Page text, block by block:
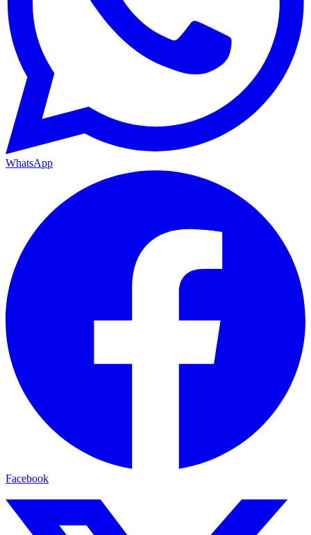
WhatsApp
Facebook